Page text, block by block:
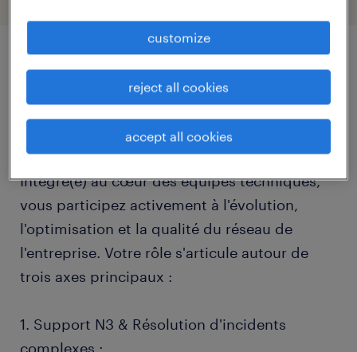
job details
descriptif du poste
Intégré(e) au cœur des équipes techniques,
vous participez activement à l'évolution,
l'optimisation et la qualité du réseau de
l'entreprise. Votre rôle s'articule autour de
trois axes principaux :
1. Support N3 & Résolution d'incidents
complexes :
customize
reject all cookies
accept all cookies